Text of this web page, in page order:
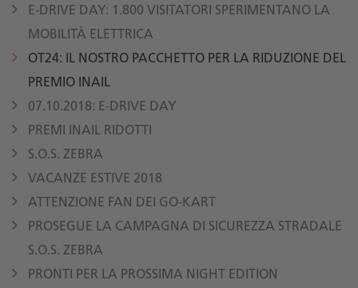
E-DRIVE DAY: 1.800 VISITATORI SPERIMENTANO LA
MOBILITÀ ELETTRICA
OT24: IL NOSTRO PACCHETTO PER LA RIDUZIONE DEL
PREMIO INAIL
07.10.2018: E-DRIVE DAY
PREMI INAIL RIDOTTI
S.O.S. ZEBRA
VACANZE ESTIVE 2018
ATTENZIONE FAN DEI GO-KART
PROSEGUE LA CAMPAGNA DI SICUREZZA STRADALE
S.O.S. ZEBRA
PRONTI PER LA PROSSIMA NIGHT EDITION